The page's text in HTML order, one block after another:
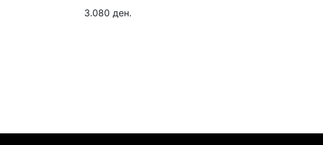
3.080 ден.